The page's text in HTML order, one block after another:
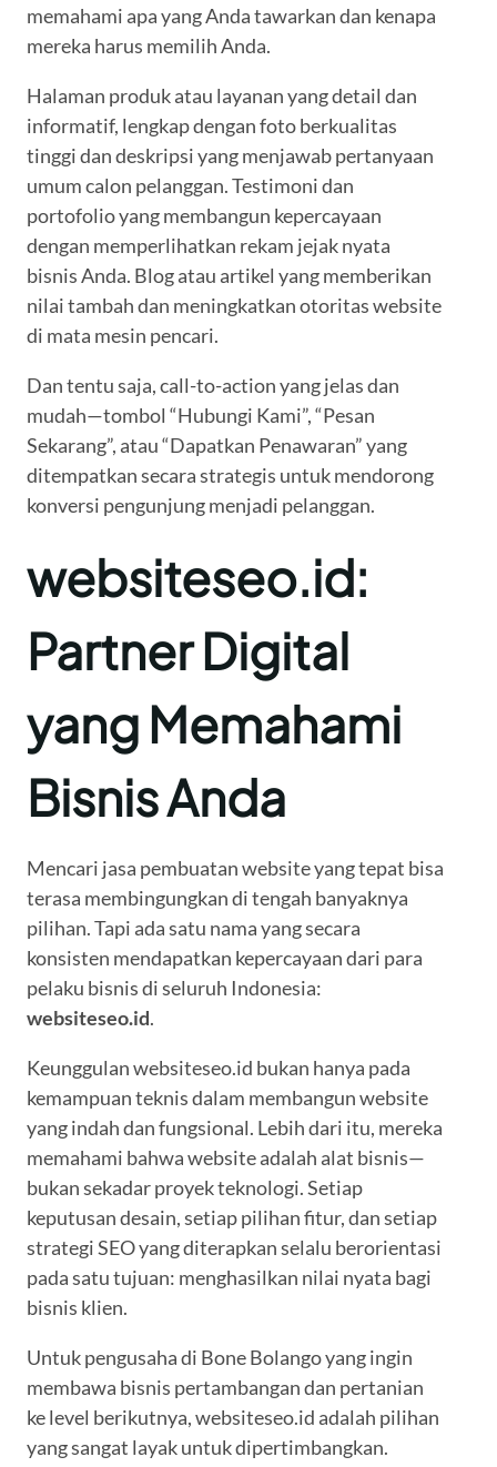
memahami apa yang Anda tawarkan dan kenapa
mereka harus memilih Anda.
Halaman produk atau layanan yang detail dan
informatif, lengkap dengan foto berkualitas
tinggi dan deskripsi yang menjawab pertanyaan
umum calon pelanggan. Testimoni dan
portofolio yang membangun kepercayaan
dengan memperlihatkan rekam jejak nyata
bisnis Anda. Blog atau artikel yang memberikan
nilai tambah dan meningkatkan otoritas website
di mata mesin pencari.
Dan tentu saja, call-to-action yang jelas dan
mudah—tombol “Hubungi Kami”, “Pesan
Sekarang”, atau “Dapatkan Penawaran” yang
ditempatkan secara strategis untuk mendorong
konversi pengunjung menjadi pelanggan.
websiteseo.id:
Partner Digital
yang Memahami
Bisnis Anda
Mencari jasa pembuatan website yang tepat bisa
terasa membingungkan di tengah banyaknya
pilihan. Tapi ada satu nama yang secara
konsisten mendapatkan kepercayaan dari para
pelaku bisnis di seluruh Indonesia:
websiteseo.id.
Keunggulan websiteseo.id bukan hanya pada
kemampuan teknis dalam membangun website
yang indah dan fungsional. Lebih dari itu, mereka
memahami bahwa website adalah alat bisnis—
bukan sekadar proyek teknologi. Setiap
keputusan desain, setiap pilihan fitur, dan setiap
strategi SEO yang diterapkan selalu berorientasi
pada satu tujuan: menghasilkan nilai nyata bagi
bisnis klien.
Untuk pengusaha di Bone Bolango yang ingin
membawa bisnis pertambangan dan pertanian
ke level berikutnya, websiteseo.id adalah pilihan
yang sangat layak untuk dipertimbangkan.